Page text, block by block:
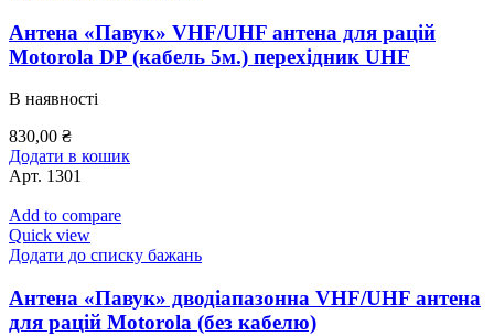
Антена «Павук» VHF/UHF антена для рацій
Motorola DP (кабель 5м.) перехідник UHF
В наявності
830,00 ₴
Додати в кошик
Арт. 1301
Add to compare
Quick view
Додати до списку бажань
Антена «Павук» дводіапазонна VHF/UHF антена
для рацій Motorola (без кабелю)